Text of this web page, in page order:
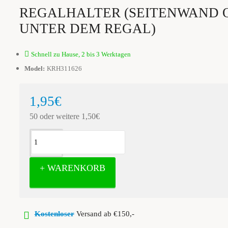
REGALHALTER (SEITENWAND
UNTER DEM REGAL)
Schnell zu Hause, 2 bis 3 Werktagen
Model: KRH311626
1,95€
50 oder weitere 1,50€
+ WARENKORB
KostenloserVersand ab €150,-